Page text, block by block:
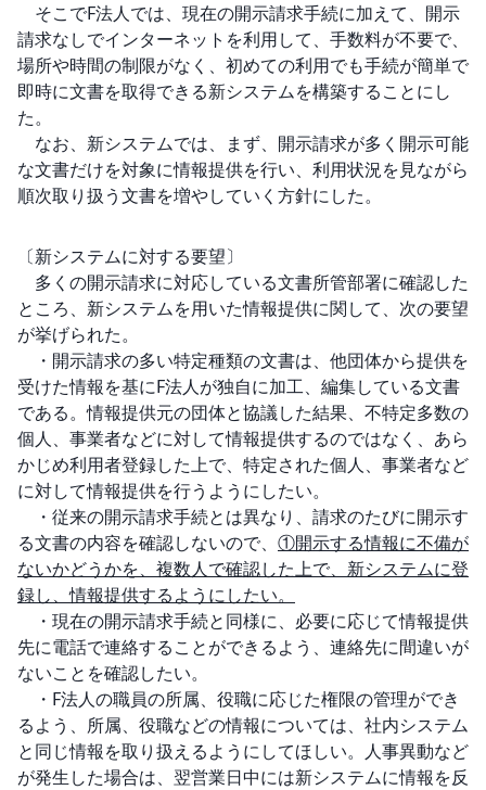
そこでF法人では、現在の開示請求手続に加えて、開示
請求なしでインターネットを利用して、手数料が不要で、
場所や時間の制限がなく、初めての利用でも手続が簡単で
即時に文書を取得できる新システムを構築することにし
た。
なお、新システムでは、まず、開示請求が多く開示可能
な文書だけを対象に情報提供を行い、利用状況を見ながら
順次取り扱う文書を増やしていく方針にした。
〔新システムに対する要望〕
多くの開示請求に対応している文書所管部署に確認した
ところ、新システムを用いた情報提供に関して、次の要望
が挙げられた。
・開示請求の多い特定種類の文書は、他団体から提供を
受けた情報を基にF法人が独自に加工、編集している文書
である。情報提供元の団体と協議した結果、不特定多数の
個人、事業者などに対して情報提供するのではなく、あら
かじめ利用者登録した上で、特定された個人、事業者など
に対して情報提供を行うようにしたい。
・従来の開示請求手続とは異なり、請求のたびに開示す
る文書の内容を確認しないので、 ①開示する情報に不備が
ないかどうかを、複数人で確認した上で、新システムに登
録し、情報提供するようにしたい。
・現在の開示請求手続と同様に、必要に応じて情報提供
先に電話で連絡することができるよう、連絡先に間違いが
ないことを確認したい。
・F法人の職員の所属、役職に応じた権限の管理ができ
るよう、所属、役職などの情報については、社内システム
と同じ情報を取り扱えるようにしてほしい。人事異動など
が発生した場合は、翌営業日中には新システムに情報を反